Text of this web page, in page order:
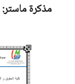
مذكرة ماستر: